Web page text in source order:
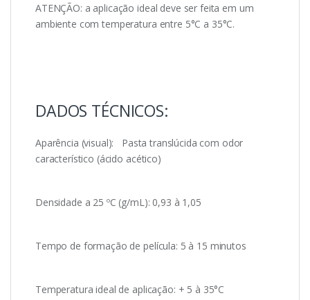
ATENÇÃO: a aplicação ideal deve ser feita em um
ambiente com temperatura entre 5°C a 35°C.
DADOS TÉCNICOS:
Aparência (visual): Pasta translúcida com odor
característico (ácido acético)
Densidade a 25 ºC (g/mL): 0,93 à 1,05
Tempo de formação de película: 5 à 15 minutos
Temperatura ideal de aplicação: + 5 à 35°C